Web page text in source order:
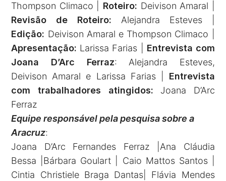
Thompson Climaco | Roteiro: Deivison Amaral |
Revisão de Roteiro: Alejandra Esteves |
Edição: Deivison Amaral e Thompson Climaco |
Apresentação: Larissa Farias | Entrevista com
Joana D’Arc Ferraz: Alejandra Esteves,
Deivison Amaral e Larissa Farias |
Entrevista
com trabalhadores atingidos: Joana D’Arc
Ferraz
Equipe responsável pela pesquisa sobre a
Aracruz:
Joana D’Arc Fernandes Ferraz |Ana Cláudia
Bessa |Bárbara Goulart | Caio Mattos Santos |
Cintia Christiele Braga Dantas| Flávia Mendes